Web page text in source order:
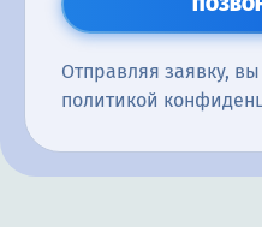
Отправляя заявку,
политикой